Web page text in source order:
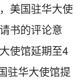
美国驻华大使
书的评论意
使馆延期至4
驻华大使馆提